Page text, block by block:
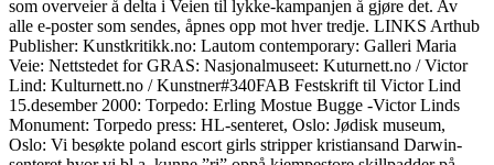
som overveier å delta i Veien til lykke-kampanjen å gjøre det. Av
alle e-poster som sendes, åpnes opp mot hver tredje. LINKS Arthub
Publisher: Kunstkritikk.no: Lautom contemporary: Galleri Maria
Veie: Nettstedet for GRAS: Nasjonalmuseet: Kuturnett.no / Victor
Lind: Kulturnett.no / Kunstner#340FAB Festskrift til Victor Lind
15.desember 2000: Torpedo: Erling Mostue Bugge -Victor Linds
Monument: Torpedo press: HL-senteret, Oslo: Jødisk museum,
Oslo: Vi besøkte poland escort girls stripper kristiansand Darwin-